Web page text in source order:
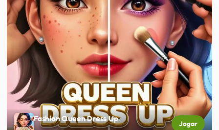
Fashion Queen Dress Up
Jogar